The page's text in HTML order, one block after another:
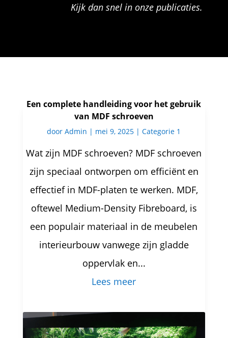
Kijk dan snel in onze publicaties.
Een complete handleiding voor het gebruik
van MDF schroeven
doorAdmin | mei 9, 2025 |Categorie 1
Wat zijn MDF schroeven? MDF schroeven
zijn speciaal ontworpen om efficiënt en
effectief in MDF-platen te werken. MDF,
oftewel Medium-Density Fibreboard, is
een populair materiaal in de meubelen
interieurbouw vanwege zijn gladde
oppervlak en...
Lees meer